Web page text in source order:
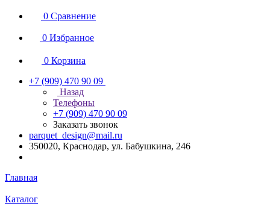
0 Сравнение
0 Избранное
0 Корзина
+7 (909) 470 90 09
Назад
Телефоны
+7 (909) 470 90 09
Заказать звонок
parquet_design@mail.ru
350020, Краснодар, ул. Бабушкина, 246
Главная
Каталог